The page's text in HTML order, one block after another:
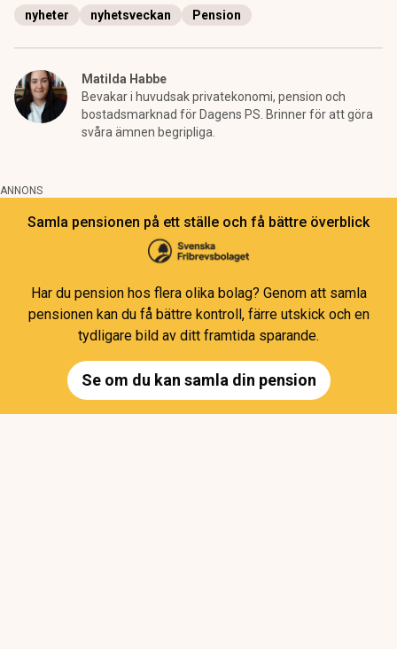
nyheter nyhetsveckan Pension
Matilda Habbe
Bevakar i huvudsak privatekonomi, pension och
bostadsmarknad för Dagens PS. Brinner för att göra
svåra ämnen begripliga.
ANNONS
Samla pensionen på ett ställe och få bättre överblick
Har du pension hos flera olika bolag? Genom att samla
pensionen kan du få bättre kontroll, färre utskick och en
tydligare bild av ditt framtida sparande.
Se om du kan samla din pension